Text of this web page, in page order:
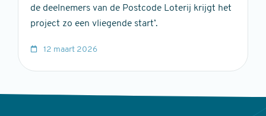
de deelnemers van de Postcode Loterij krijgt het
project zo een vliegende start’.
12 maart 2026